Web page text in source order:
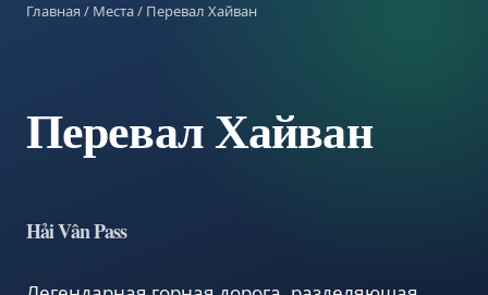
Главная/ Места/ Перевал Хайван
Перевал Хайван
Hải Vân Pass